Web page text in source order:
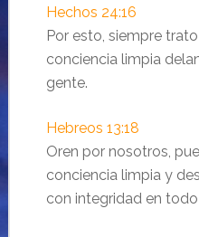
Hechos 24:16
Por esto, siempre
conciencia limpia
gente.
Hebreos 13:18
Oren por nosotros,
conciencia limpia y
con integridad en